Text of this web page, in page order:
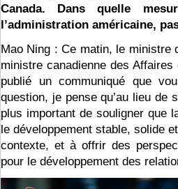
Canada. Dans quelle
l’administration américaine,
Mao Ning : Ce matin, le ministre
ministre canadienne des
publié un communiqué que
question, je pense qu’au lieu de
plus important de souligner que
le développement stable, solide
contexte, et à offrir des
pour le développement des